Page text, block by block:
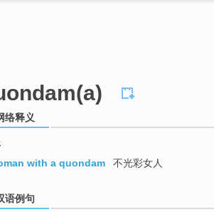
络释义
with a quondam
不光彩女人
语例句